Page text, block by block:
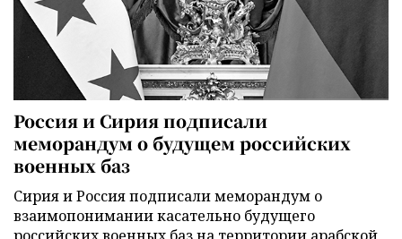
Россия и Сирия подписали
меморандум о будущем российских
военных баз
Сирия и Россия подписали меморандум о
взаимопонимании касательно будущего